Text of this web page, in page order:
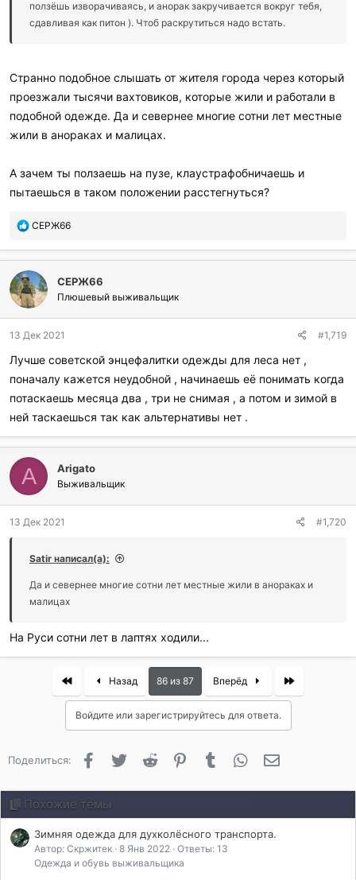
ползёшь изворачиваясь, и анорак закручивается вокруг тебя,
сдавливая как питон ). Чтоб раскрутиться надо встать.
Странно подобное слышать от жителя города через который
проезжали тысячи вахтовиков, которые жили и работали в
подобной одежде. Да и севернее многие сотни лет местные
жили в анораках и малицах.
А зачем ты ползаешь на пузе, клаустрафобничаешь и
пытаешься в таком положении расстегнуться?
П
б
л
а
г
о
а
и
л
и
СЕРЖ66
СЕРЖ66
Плюшевый выживальщик
13 Дек 2021 #1,719
Лучше советской энцефалитки одежды для леса нет ,
поначалу кажется неудобной , начинаешь её понимать когда
потаскаешь месяца два , три не снимая , а потом и зимой в
ней таскаешься так как альтернативы нет .
A Arigato
Выживальщик
13 Дек 2021 #1,720
Satir написал(а):
Да и севернее многие сотни лет местные жили в анораках и
малицах
На Руси сотни лет в лаптях ходили...
First Назад 86 из 87 Вперёд Last
Войдите или зарегистрируйтесь для ответа.
Поделиться: FacebookTwitter Reddit PinterestTumblr WhatsApp
Похожие темы
Зимняя одежда для духколёсного транспорта.
Автор: Скржитек 8 Янв 2022
Ответы: 13
Одежда и обувь выживальщика